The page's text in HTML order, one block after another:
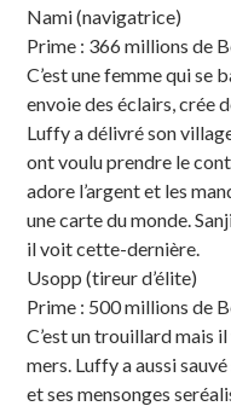
Nami (navigatrice)
Prime : 366 millions de
C’est une femme qui se
envoie des éclairs, crée
Luffy a délivré son
ont voulu prendre le
adore l’argent et les
une carte du monde.
il voit cette-dernière.
Usopp (tireur d’élite)
Prime : 500 millions de
C’est un trouillard mais
mers. Luffy a aussi
et ses mensonges